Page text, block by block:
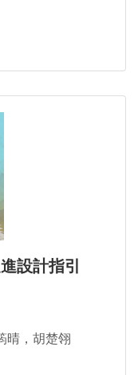
設計指引
晴，胡楚翎